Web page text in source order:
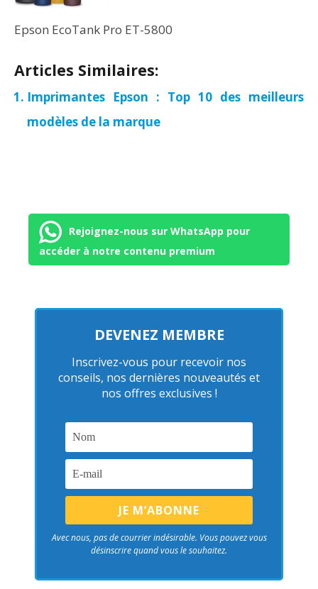
Epson EcoTank Pro ET-5800
Articles Similaires:
Imprimantes Epson : Top 10 des meilleurs
modèles de la marque
Rejoignez-nous sur WhatsApp pour
accéder à notre contenu premium
DEVENEZ MEMBRE
Inscrivez-vous pour recevoir nos
conseils, nos dernières nouveautés et
nos offres exclusives !
Avec nous, pas de courrier indésirable. Vous pouvez vous
désinscrire quand vous le souhaitez.